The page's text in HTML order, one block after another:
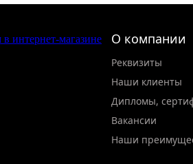
О компании
Реквизиты
Наши клиенты
Дипломы,
Вакансии
Наши